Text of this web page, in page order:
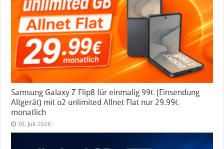
Samsung Galaxy Z Flip8 für einmalig 99€ (Einsendung
Altgerät) mit o2 unlimited Allnet Flat nur 29.99€
monatlich
30. Juli 2026